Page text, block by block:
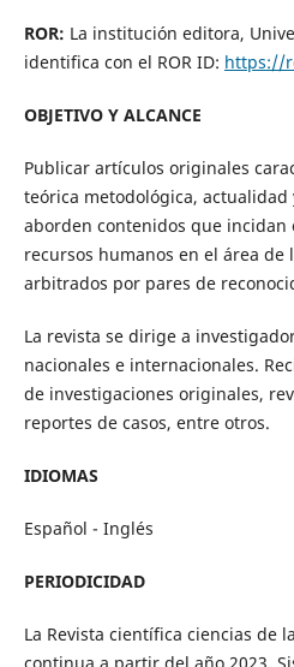
ROR: La institución editora,
identifica con el ROR ID: https://
OBJETIVO Y ALCANCE
Publicar artículos originales
teórica metodológica,
aborden contenidos que incidan
recursos humanos en el área de
arbitrados por pares de
La revista se dirige a
nacionales e internacionales.
de investigaciones originales,
reportes de casos, entre otros.
IDIOMAS
Español - Inglés
PERIODICIDAD
La Revista científica ciencias de